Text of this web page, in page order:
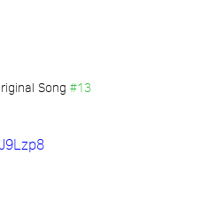
Song #13